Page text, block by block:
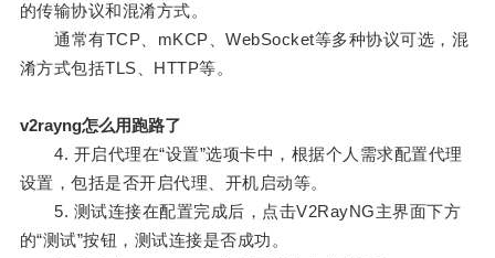
的传输协议和混淆方式。
通常有TCP、mKCP、WebSocket等多种协议可选，混
淆方式包括TLS、HTTP等。
v2rayng怎么用跑路了
4. 开启代理在“设置”选项卡中，根据个人需求配置代理
设置，包括是否开启代理、开机启动等。
5. 测试连接在配置完成后，点击V2RayNG主界面下方
的“测试”按钮，测试连接是否成功。